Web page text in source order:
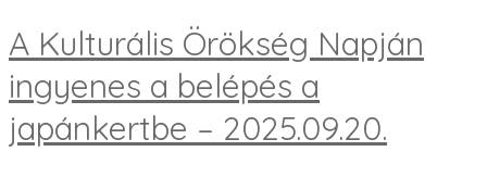
A Kulturális Örökség Napján
ingyenes a belépés a
japánkertbe – 2025.09.20.